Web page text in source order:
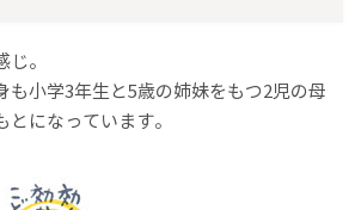
。
も小学3年生と5歳の姉妹をもつ2児の母
になっています。